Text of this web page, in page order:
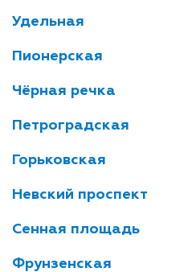
Удельная
Пионерская
Чёрная речка
Петроградская
Горьковская
Невский проспект
Сенная площадь
Фрунзенская